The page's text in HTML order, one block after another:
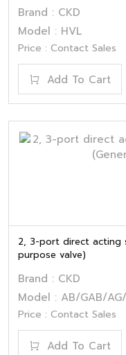
Brand : CKD
Model : HVL
Price : Contact Sales
Add To Cart
2, 3-port direct acting
purpose valve)
Brand : CKD
Model : AB/GAB/
Price : Contact Sales
Add To Cart